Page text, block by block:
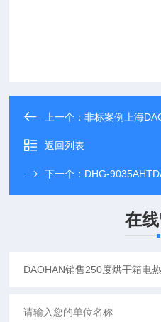
上一个：非标案例上海
返回列表
下一个： DHG-
在